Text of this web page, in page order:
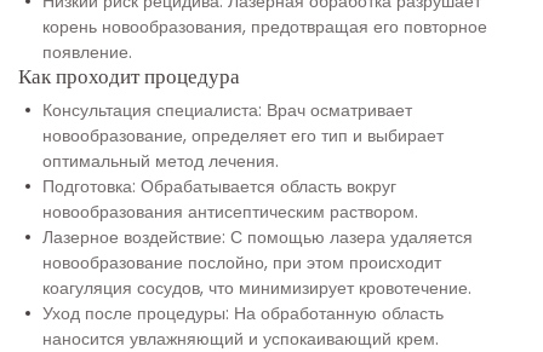
корень новообразования, предотвращая его повторное
появление.
Как проходит процедура
Консультация специалиста: Врач осматривает
новообразование, определяет его тип и выбирает
оптимальный метод лечения.
Подготовка: Обрабатывается область вокруг
новообразования антисептическим раствором.
Лазерное воздействие: С помощью лазера удаляется
новообразование послойно, при этом происходит
коагуляция сосудов, что минимизирует кровотечение.
Уход после процедуры: На обработанную область
наносится увлажняющий и успокаивающий крем.